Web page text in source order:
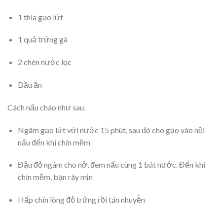
1 thìa gạo lứt
1 quả trứng gà
2 chén nước lọc
Dầu ăn
Cách nấu cháo như sau:
Ngâm gạo lứt với nước 15 phút, sau đó cho gạo vào nồi
nấu đến khi chín mềm
Đậu đỏ ngâm cho nở, đem nấu cùng 1 bát nước. Đến khi
chín mềm, bạn rây mịn
Hấp chín lòng đỏ trứng rồi tán nhuyễn